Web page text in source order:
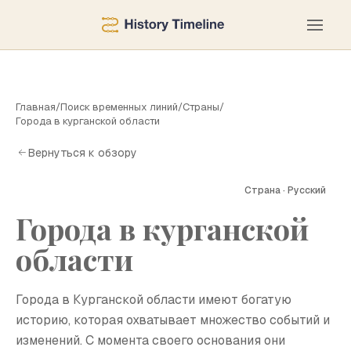
Главная/Поиск временных линий/Страны/
Города в курганской области
Вернуться к обзору
Страна · Русский
Города в курганской
области
Города в Курганской области имеют богатую
историю, которая охватывает множество событий и
изменений. С момента своего основания они